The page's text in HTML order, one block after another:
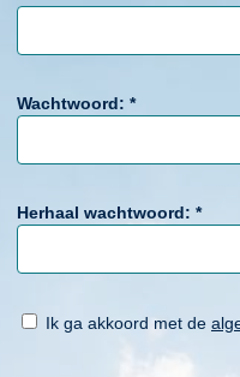
Wachtwoord: *
Herhaal wachtwoord: *
Ik ga akkoord met de